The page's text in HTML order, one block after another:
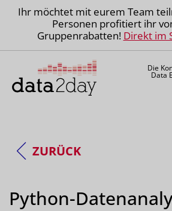
Ihr möchtet mit eurem Team
Personen profitiert ihr
Gruppenrabatten! Direkt im
Die
Data
ZURÜCK
Python-